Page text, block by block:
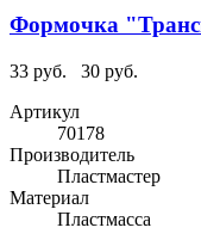
Формочка
33 руб.
30 руб.
Артикул
70178
Производитель
Пластмастер
Материал
Пластмасса